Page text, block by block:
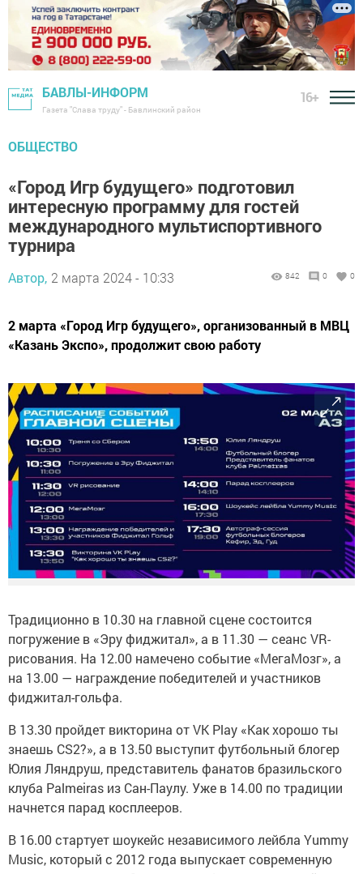
БАВЛЫ-ИНФОРМ
Газета "Слава труду" - Бавлинский район
16+
ОБЩЕСТВО
«Город Игр будущего» подготовил
интересную программу для гостей
международного мультиспортивного
турнира
Автор, 2 марта 2024 - 10:33 842 0 0
2 марта «Город Игр будущего», организованный в МВЦ
«Казань Экспо», продолжит свою работу
Традиционно в 10.30 на главной сцене состоится
погружение в «Эру фиджитал», а в 11.30 — сеанс VR-
рисования. На 12.00 намечено событие «МегаМозг», а
на 13.00 — награждение победителей и участников
фиджитал-гольфа.
В 13.30 пройдет викторина от VK Play «Как хорошо ты
знаешь CS2?», а в 13.50 выступит футбольный блогер
Юлия Ляндруш, представитель фанатов бразильского
клуба Palmeiras из Сан-Паулу. Уже в 14.00 по традиции
начнется парад косплееров.
В 16.00 стартует шоукейс независимого лейбла Yummy
Music, который с 2012 года выпускает современную